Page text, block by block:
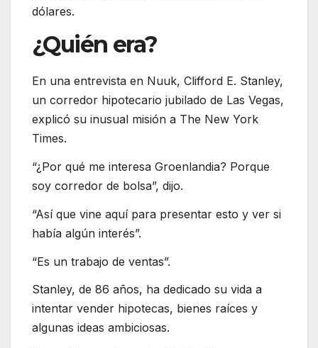
dólares.
¿Quién era?
En una entrevista en Nuuk, Clifford E. Stanley,
un corredor hipotecario jubilado de Las Vegas,
explicó su inusual misión a The New York
Times.
“¿Por qué me interesa Groenlandia? Porque
soy corredor de bolsa”, dijo.
“Así que vine aquí para presentar esto y ver si
había algún interés”.
“Es un trabajo de ventas”.
Stanley, de 86 años, ha dedicado su vida a
intentar vender hipotecas, bienes raíces y
algunas ideas ambiciosas.